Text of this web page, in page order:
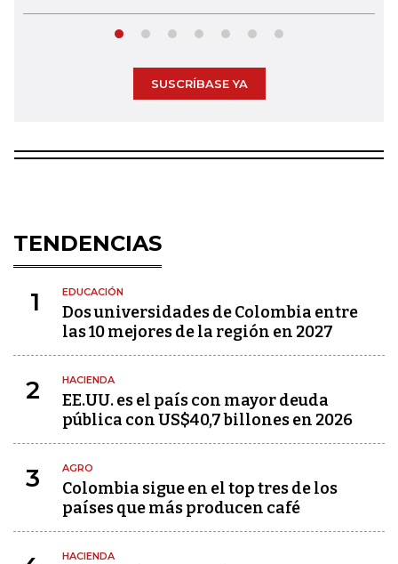
SUSCRÍBASE YA
TENDENCIAS
1 EDUCACIÓN
Dos universidades de Colombia entre
las 10 mejores de la región en 2027
2 HACIENDA
EE.UU. es el país con mayor deuda
pública con US$40,7 billones en 2026
3 AGRO
Colombia sigue en el top tres de los
países que más producen café
HACIENDA